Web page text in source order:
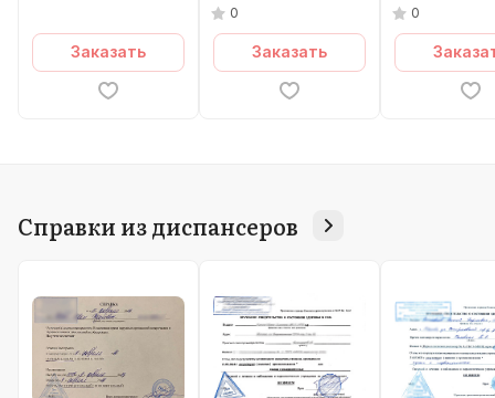
Заказать
0
Заказать
0
Справки из диспансеров